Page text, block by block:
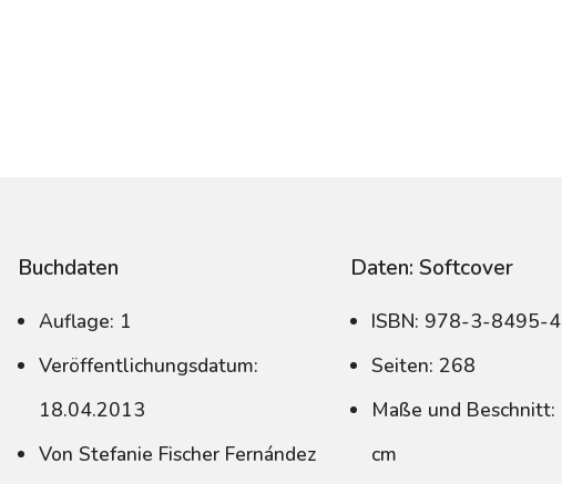
Buchdaten
Auflage: 1
Veröffentlichungsdatum:
18.04.2013
Von Stefanie Fischer Fernández
Daten: Softcover
ISBN: 978-3-8495-
Seiten: 268
Maße und
cm